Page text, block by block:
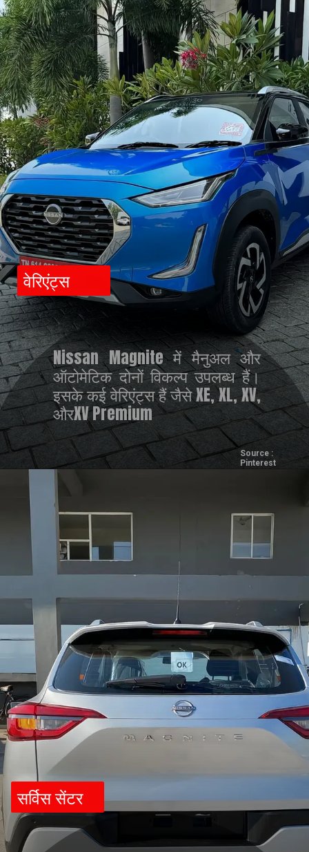
Nissan Magnite में मैनुअल और
ऑटोमेटिक दोनों विकल्प उपलब्ध हैं।
इसके कई वेरिएंट्स हैं जैसे XE, XL, XV,
औरXV Premium
वेरिएंट्स
Source :
Pinterest
सर्विस सेंटर